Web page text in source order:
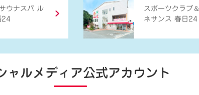
サウナスパ ル
24
スポーツクラブ ＆
ネサンス 春日24
ャルメディア公式アカウント